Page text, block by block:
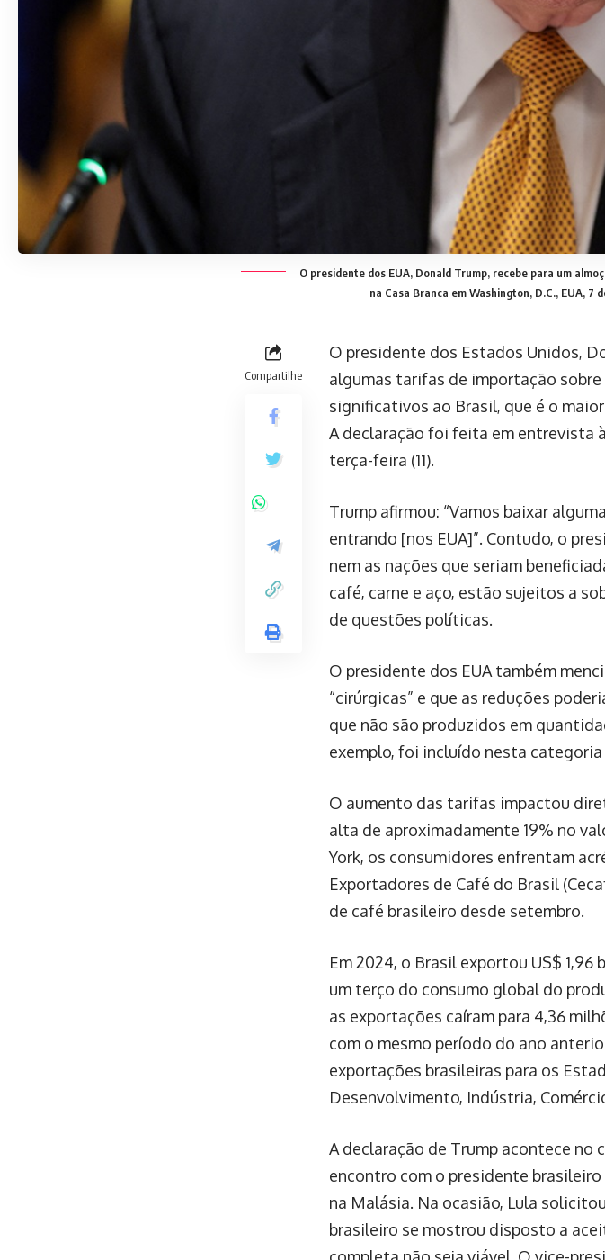
O presidente dos EUA, Donald Trump, recebe para um
na Casa Branca em Washington, D.C., EUA, 7
Compartilhe
O presidente dos Estados Unidos,
algumas tarifas de importação
significativos ao Brasil, que é o
A declaração foi feita em entrevista
terça-feira (11).
Trump afirmou: “Vamos baixar
entrando [nos EUA]”. Contudo, o
nem as nações que seriam
café, carne e aço, estão sujeitos a
de questões políticas.
O presidente dos EUA também
“cirúrgicas” e que as reduções
que não são produzidos em
exemplo, foi incluído nesta categoria
O aumento das tarifas impactou
alta de aproximadamente 19% no
York, os consumidores enfrentam
Exportadores de Café do Brasil
de café brasileiro desde setembro.
Em 2024, o Brasil exportou US$ 1,96
um terço do consumo global do
as exportações caíram para 4,36
com o mesmo período do ano
exportações brasileiras para os
Desenvolvimento, Indústria,
A declaração de Trump acontece
encontro com o presidente
na Malásia. Na ocasião, Lula
brasileiro se mostrou disposto a